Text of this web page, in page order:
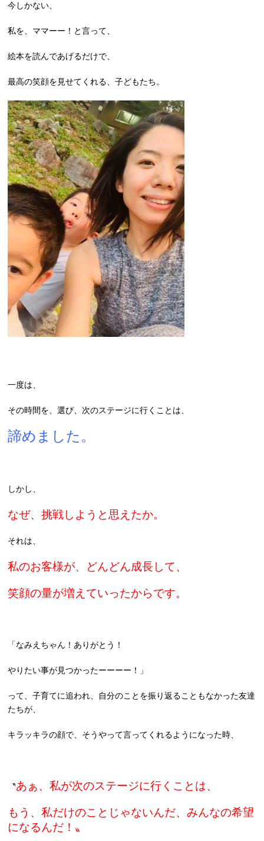
今しかない、
私を、ママーー！と言って、
絵本を読んであげるだけで、
最高の笑顔を見せてくれる、子どもたち。
一度は、
その時間を、選び、次のステージに行くことは、
諦めました。
しかし、
なぜ、挑戦しようと思えたか。
それは、
私のお客様が、どんどん成長して、
笑顔の量が増えていったからです。
「なみえちゃん！ありがとう！
やりたい事が見つかったーーーー！」
って、子育てに追われ、自分のことを振り返ることもなかった友達
たちが、
キラッキラの顔で、そうやって言ってくれるようになった時、
〝あぁ、私が次のステージに行くことは、
もう、私だけのことじゃないんだ、みんなの希望
になるんだ！〟